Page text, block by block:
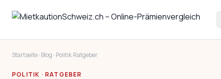
Startseite›Blog ›Politik·Ratgeber
POLITIK · RATGEBER